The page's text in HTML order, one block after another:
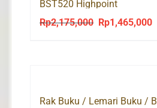
BST520 Highpoint
Rp2,175,000
Original
Rp1,465,000
Rak Buku / Lemari Buku /